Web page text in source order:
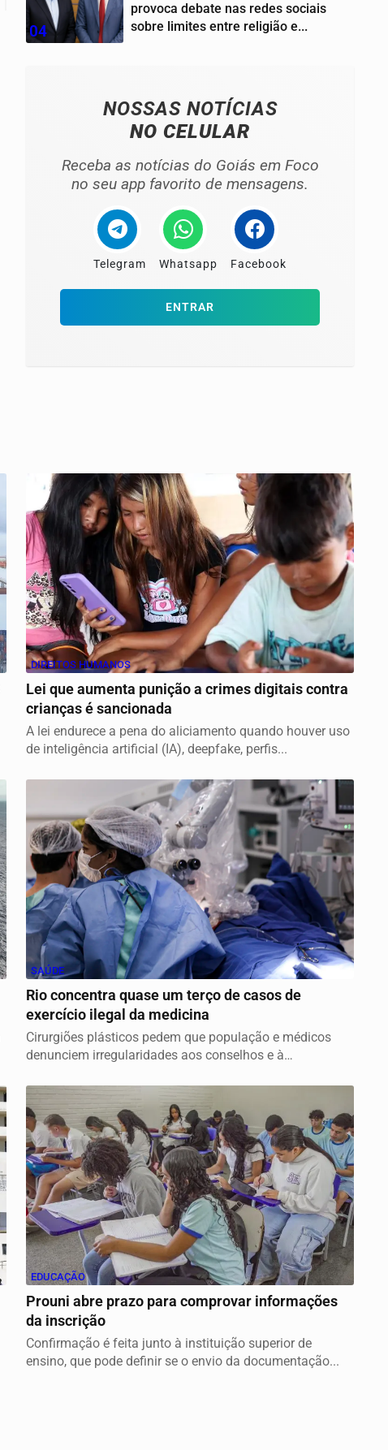
04
provoca debate nas redes sociais
sobre limites entre religião e...
NOSSAS NOTÍCIAS
NO CELULAR
Receba as notícias do Goiás em Foco
no seu app favorito de mensagens.
Telegram Whatsapp Facebook
ENTRAR
DIREITOS HUMANOS
Lei que aumenta punição a crimes digitais contra
crianças é sancionada
A lei endurece a pena do aliciamento quando houver uso
de inteligência artificial (IA), deepfake, perfis...
SAÚDE
Rio concentra quase um terço de casos de
exercício ilegal da medicina
Cirurgiões plásticos pedem que população e médicos
denunciem irregularidades aos conselhos e à
EDUCAÇÃO
Prouni abre prazo para comprovar informações
da inscrição
Confirmação é feita junto à instituição superior de
ensino, que pode definir se o envio da documentação...